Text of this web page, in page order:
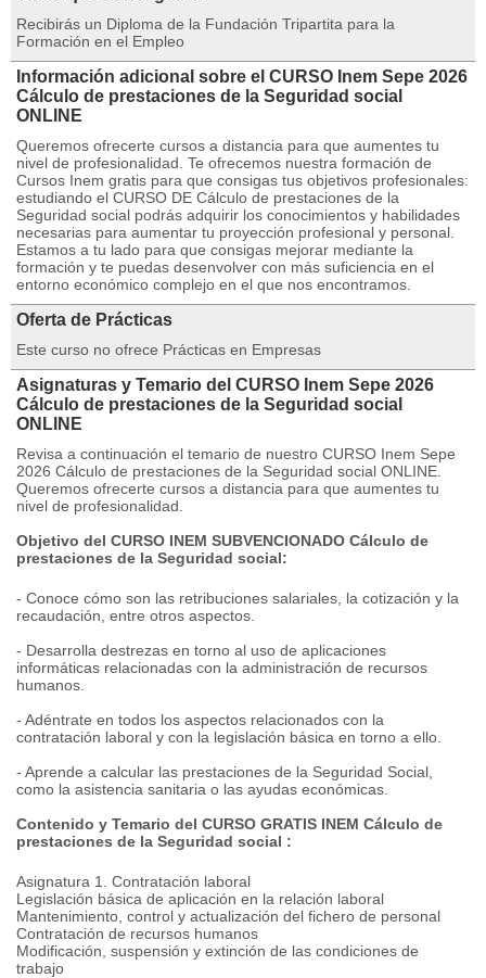
Recibirás un Diploma de la Fundación Tripartita para la
Formación en el Empleo
Información adicional sobre el CURSO Inem Sepe 2026
Cálculo de prestaciones de la Seguridad social
ONLINE
Queremos ofrecerte cursos a distancia para que aumentes tu
nivel de profesionalidad. Te ofrecemos nuestra formación de
Cursos Inem gratis para que consigas tus objetivos profesionales:
estudiando el CURSO DE Cálculo de prestaciones de la
Seguridad social podrás adquirir los conocimientos y habilidades
necesarias para aumentar tu proyección profesional y personal.
Estamos a tu lado para que consigas mejorar mediante la
formación y te puedas desenvolver con más suficiencia en el
entorno económico complejo en el que nos encontramos.
Oferta de Prácticas
Este curso no ofrece Prácticas en Empresas
Asignaturas y Temario del CURSO Inem Sepe 2026
Cálculo de prestaciones de la Seguridad social
ONLINE
Revisa a continuación el temario de nuestro CURSO Inem Sepe
2026 Cálculo de prestaciones de la Seguridad social ONLINE.
Queremos ofrecerte cursos a distancia para que aumentes tu
nivel de profesionalidad.
Objetivo del CURSO INEM SUBVENCIONADO Cálculo de
prestaciones de la Seguridad social:
- Conoce cómo son las retribuciones salariales, la cotización y la
recaudación, entre otros aspectos.
- Desarrolla destrezas en torno al uso de aplicaciones
informáticas relacionadas con la administración de recursos
humanos.
- Adéntrate en todos los aspectos relacionados con la
contratación laboral y con la legislación básica en torno a ello.
- Aprende a calcular las prestaciones de la Seguridad Social,
como la asistencia sanitaria o las ayudas económicas.
Contenido y Temario del CURSO GRATIS INEM Cálculo de
prestaciones de la Seguridad social :
Asignatura 1. Contratación laboral
Legislación básica de aplicación en la relación laboral
Mantenimiento, control y actualización del fichero de personal
Contratación de recursos humanos
Modificación, suspensión y extinción de las condiciones de
trabajo